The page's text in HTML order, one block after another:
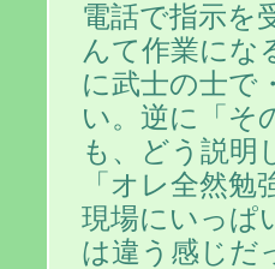
電話で指示を
んて作業にな
に武士の士で
い。逆に「そ
も、どう説明
「オレ全然
現場にいっぱ
は違う感じだ